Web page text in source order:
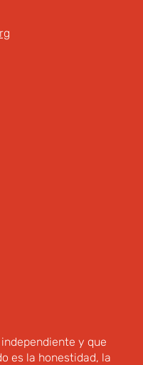
y que
es la honestidad, la